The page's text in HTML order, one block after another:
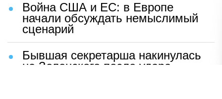
Война США и ЕС: в Европе
начали обсуждать немыслимый
сценарий
Бывшая секретарша накинулась
на Зеленского после удара